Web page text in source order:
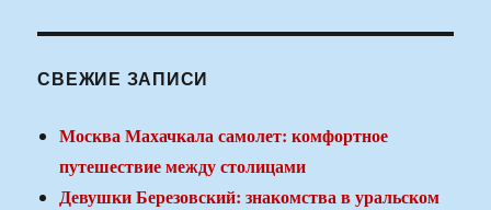
СВЕЖИЕ ЗАПИСИ
Москва Махачкала самолет: комфортное
путешествие между столицами
Девушки Березовский: знакомства в уральском